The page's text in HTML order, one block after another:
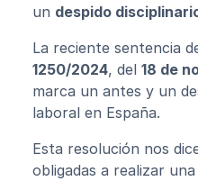
un despido
La reciente sentencia
1250/2024, del 18 de
marca un antes y un
laboral en España.
Esta resolución nos
obligadas a realizar una